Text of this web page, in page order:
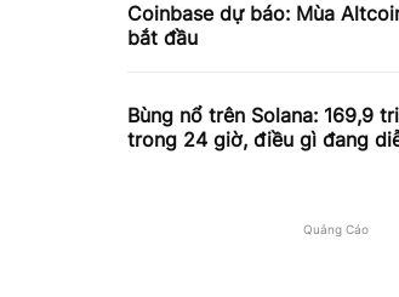
Coinbase dự báo: Mùa
bắt đầu
Bùng nổ trên Solana: 169,9
trong 24 giờ, điều gì đang
Quảng Cáo